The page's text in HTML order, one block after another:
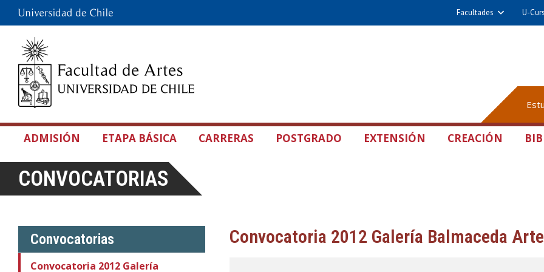
Facultades U-
ADMISIÓN ETAPA BÁSICA CARRERAS POSTGRADO EXTENSIÓN CREACIÓN
CONVOCATORIAS
Convocatorias
Convocatoria 2012 Galería
Convocatoria 2012 Galería Balmaceda